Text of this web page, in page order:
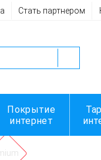
Стать партнером
Покрытие
интернет